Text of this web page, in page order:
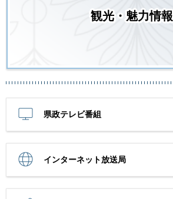
観光・魅力情報
県政テレビ番組
インターネット放送局